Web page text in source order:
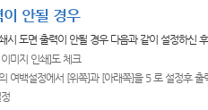
안될 경우
시 도면 출력이 안될 경우 다음과 같이 설정하신
미지 인쇄]도 체크
여백설정에서 [위쪽]과 [아래쪽]을 5 로 설정후 출